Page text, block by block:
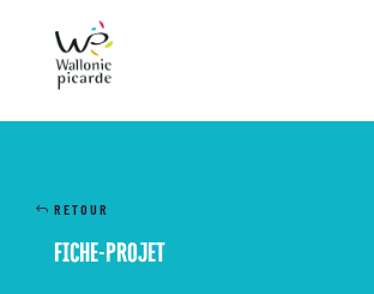
RETOUR
FICHE-PROJET